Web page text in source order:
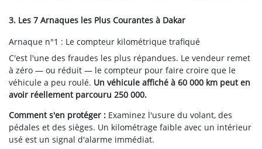
3. Les 7 Arnaques les Plus Courantes à Dakar
Arnaque n°1 : Le compteur kilométrique trafiqué
C'est l'une des fraudes les plus répandues. Le vendeur remet
à zéro — ou réduit — le compteur pour faire croire que le
véhicule a peu roulé. Un véhicule affiché à 60 000 km peut en
avoir réellement parcouru 250 000.
Comment s'en protéger : Examinez l'usure du volant, des
pédales et des sièges. Un kilométrage faible avec un intérieur
usé est un signal d'alarme immédiat.